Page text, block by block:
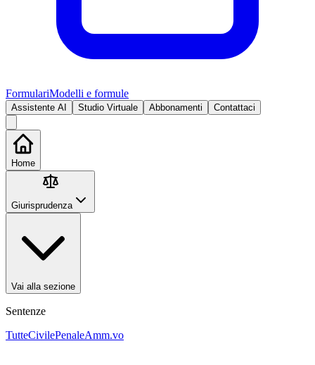
FormulariModelli e formule
Assistente AI Studio Virtuale Abbonamenti Contattaci
Home
Giurisprudenza
Vai alla sezione
Sentenze
TutteCivilePenaleAmm.vo